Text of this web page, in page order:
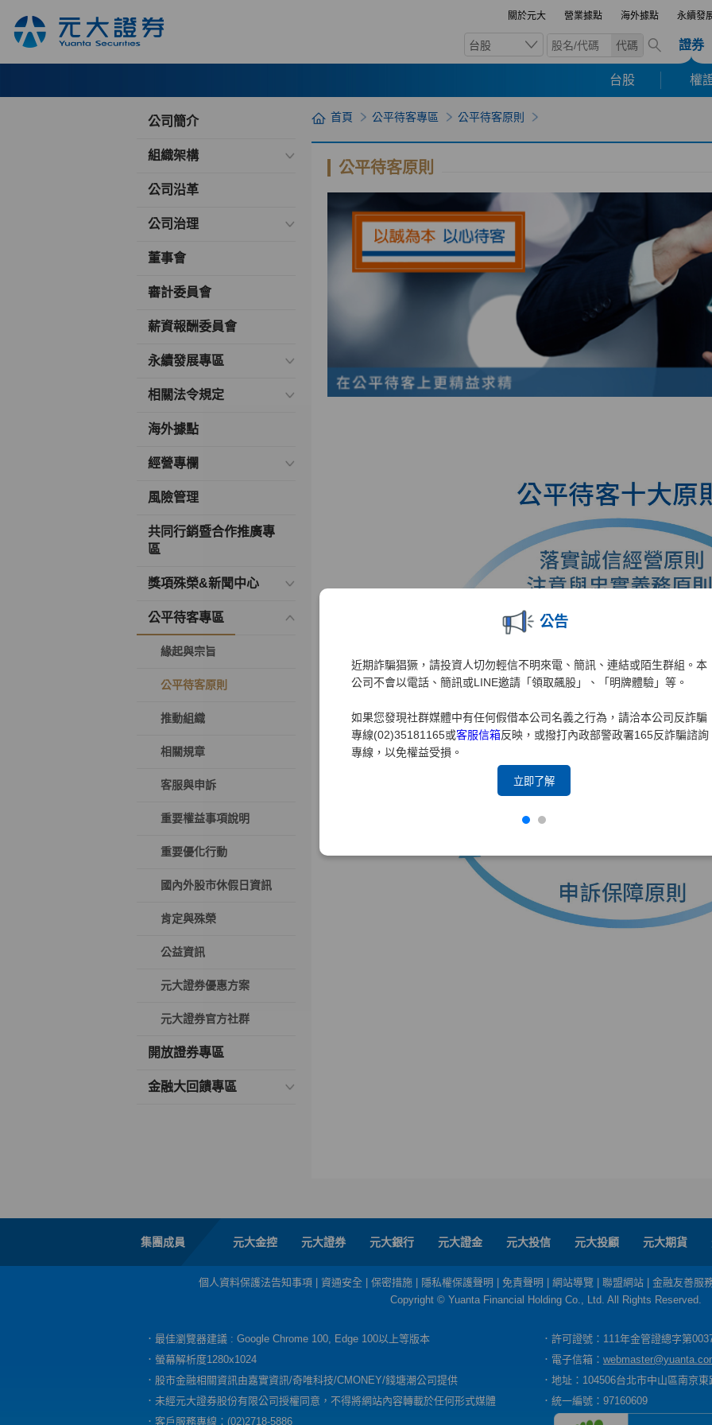
關於元大 營業據點 海外據點 永續發
台股 代碼 證券
台股 權
公告
近期詐騙猖獗，請投資人切勿輕信不明來電、簡訊、連結或陌生群組。本
公司不會以電話、簡訊或LINE邀請「領取飆股」、「明牌體驗」等。
如果您發現社群媒體中有任何假借本公司名義之行為，請洽本公司反詐騙
專線(02)35181165或客服信箱反映，或撥打內政部警政署165反詐騙諮詢
專線，以免權益受損。
立即了解
公司簡介
組織架構
公司沿革
公司治理
董事會
審計委員會
薪資報酬委員會
永續發展專區
相關法令規定
海外據點
經營專欄
風險管理
共同行銷暨合作推廣專
區
獎項殊榮&新聞中心
公平待客專區
緣起與宗旨
公平待客原則
推動組織
相關規章
客服與申訴
重要權益事項說明
重要優化行動
國內外股市休假日資訊
肯定與殊榮
公益資訊
元大證券優惠方案
元大證券官方社群
開放證券專區
金融大回饋專區
首頁 公平待客專區 公平待客原則
公平待客原則
集團成員 元大金控 元大證券 元大銀行 元大證金 元大投信 元大投顧 元大期貨
個人資料保護法告知事項 資通安全 保密措施 隱私權保護聲明 免責聲明 網站導覽 聯盟網站
金融友善服
Copyright © Yuanta Financial Holding Co., Ltd. All Rights Reserved.
．最佳瀏覽器建議 : Google Chrome 100, Edge 100以上等版本
．許可證號：111年金管證總字第
．螢幕解析度1280x1024
．電子信箱：
．股市金融相關資訊由嘉實資訊/奇唯科技/CMONEY/錢塘潮公司提供
．地址：104506台北市中山區南京
．未經元大證券股份有限公司授權同意，不得將網站內容轉載於任何形式媒體
．統一編號：97160609
．客戶服務專線：(02)2718-5886